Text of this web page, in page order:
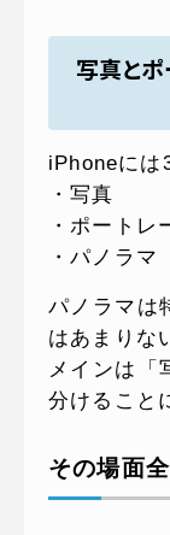
写真と
iPhoneには
・写真
・ポートレ
・パノラマ
パノラマは
はあまりな
メインは「
分けること
その場面